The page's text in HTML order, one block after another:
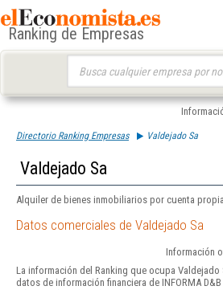
Ranking de Empresas
Directorio Ranking Empresas Valdejado Sa
Valdejado Sa
Alquiler de bienes inmobiliarios por cuenta
Datos comerciales de Valdejado Sa
Información
La información del Ranking que ocupa
datos de información financiera de INFORMA D&B